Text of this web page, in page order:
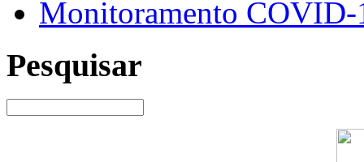
Monitoramento COVID-
Pesquisar